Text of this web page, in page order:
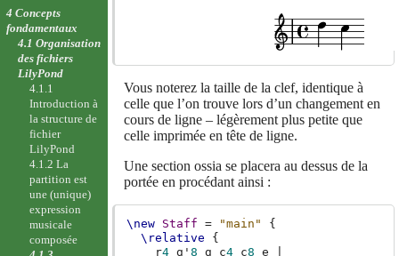
Vous noterez la taille de la clef, identique à
celle que l’on trouve lors d’un changement en
cours de ligne – légèrement plus petite que
celle imprimée en tête de ligne.
Une section ossia se placera au dessus de la
portée en procédant ainsi :
\new Staff = "main"
{
\relative
{
r4 g' 8 g c4 c8 e
4 Concepts
fondamentaux
4.1 Organisation
des fichiers
LilyPond
4.1.1
Introduction à
la structure de
fichier
LilyPond
4.1.2 La
partition est
une (unique)
expression
musicale
composée